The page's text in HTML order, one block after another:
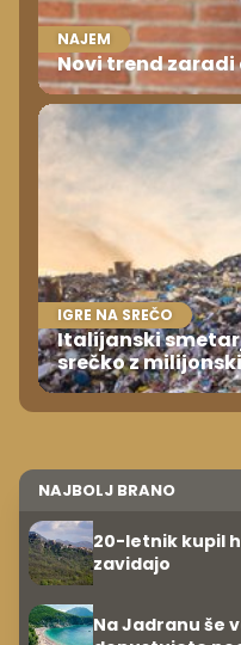
NAJEM
Novi trend
IGRE NA SREČO
Italijanski
srečko z
NAJBOLJ BRANO
20-letnik kupil
zavidajo
Na Jadranu še